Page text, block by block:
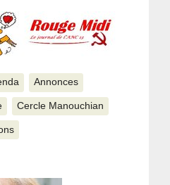
Annonces
Cercle Manouchian